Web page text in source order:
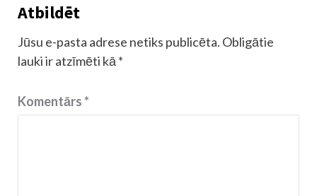
Atbildēt
Jūsu e-pasta adrese netiks publicēta. Obligātie
lauki ir atzīmēti kā *
Komentārs*